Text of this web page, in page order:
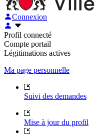
Connexion
Profil connecté
Compte portail
Légitimations actives
Ma page personnelle
Suivi des demandes
Mise à jour du profil